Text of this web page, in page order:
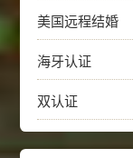
美国远程结婚
海牙认证
双认证